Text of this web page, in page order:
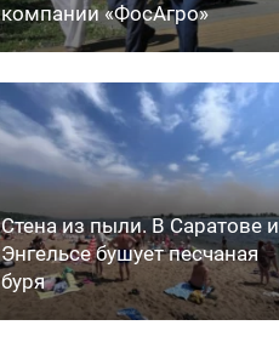
компании «ФосАгро»
Стена из пыли. В Саратове и
Энгельсе бушует песчаная
буря